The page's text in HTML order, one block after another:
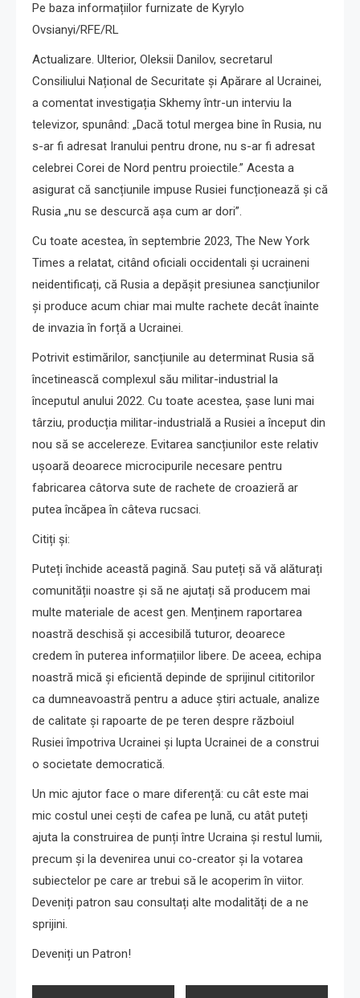
Pe baza informațiilor furnizate de Kyrylo
Ovsianyi/RFE/RL
Actualizare. Ulterior, Oleksii Danilov, secretarul
Consiliului Național de Securitate și Apărare al Ucrainei,
a comentat investigația Skhemy într-un interviu la
televizor, spunând: „Dacă totul mergea bine în Rusia, nu
s-ar fi adresat Iranului pentru drone, nu s-ar fi adresat
celebrei Corei de Nord pentru proiectile.” Acesta a
asigurat că sancțiunile impuse Rusiei funcționează și că
Rusia „nu se descurcă așa cum ar dori”.
Cu toate acestea, în septembrie 2023, The New York
Times a relatat, citând oficiali occidentali și ucraineni
neidentificați, că Rusia a depășit presiunea sancțiunilor
și produce acum chiar mai multe rachete decât înainte
de invazia în forță a Ucrainei.
Potrivit estimărilor, sancțiunile au determinat Rusia să
încetinească complexul său militar-industrial la
începutul anului 2022. Cu toate acestea, șase luni mai
târziu, producția militar-industrială a Rusiei a început din
nou să se accelereze. Evitarea sancțiunilor este relativ
ușoară deoarece microcipurile necesare pentru
fabricarea câtorva sute de rachete de croazieră ar
putea încăpea în câteva rucsaci.
Citiți și:
Puteți închide această pagină. Sau puteți să vă alăturați
comunității noastre și să ne ajutați să producem mai
multe materiale de acest gen. Menținem raportarea
noastră deschisă și accesibilă tuturor, deoarece
credem în puterea informațiilor libere. De aceea, echipa
noastră mică și eficientă depinde de sprijinul cititorilor
ca dumneavoastră pentru a aduce știri actuale, analize
de calitate și rapoarte de pe teren despre războiul
Rusiei împotriva Ucrainei și lupta Ucrainei de a construi
o societate democratică.
Un mic ajutor face o mare diferență: cu cât este mai
mic costul unei cești de cafea pe lună, cu atât puteți
ajuta la construirea de punți între Ucraina și restul lumii,
precum și la devenirea unui co-creator și la votarea
subiectelor pe care ar trebui să le acoperim în viitor.
Deveniți patron sau consultați alte modalități de a ne
sprijini.
Deveniți un Patron!